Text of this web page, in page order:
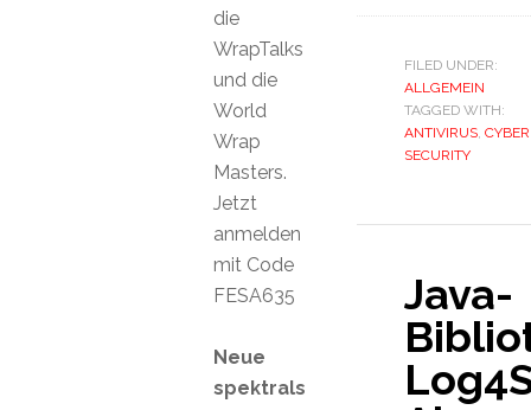
FILED UNDER:
ALLGEMEIN
TAGGED WITH:
ANTIVIRUS, CYBER
SECURITY
Java-
die
WrapTalks
und die
World
Wrap
Masters.
Jetzt
anmelden
mit Code
FESA635
Neue
spektrals